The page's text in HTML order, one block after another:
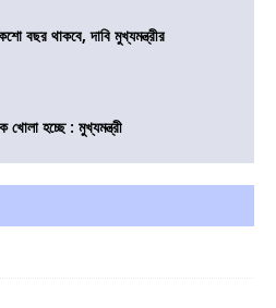
বছর থাকবে, দাবি মুখ্যমন্ত্রীর
খোলা হচ্ছে : মুখ্যমন্ত্রী